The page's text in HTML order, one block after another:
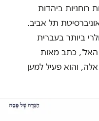
רוחניות ביהדות
תל אביב.
ביותר בעברית
האל", כתב מאות
והוא פעיל למען